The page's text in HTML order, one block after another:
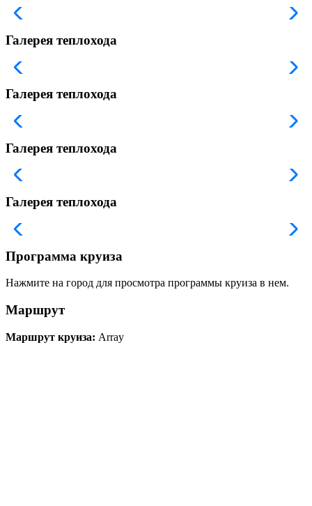
Галерея теплохода
Галерея теплохода
Галерея теплохода
Галерея теплохода
Программа круиза
Нажмите на город для просмотра программы круиза в нем.
Маршрут
Маршрут круиза: Array